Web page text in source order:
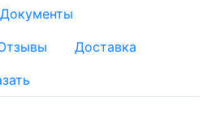
Документы
Доставка